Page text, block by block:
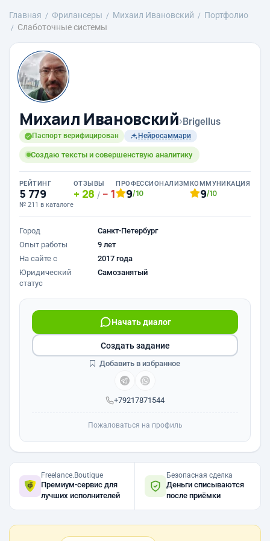
Главная Фрилансеры Михаил Ивановский
Портфолио
Слаботочные системы
Михаил Ивановский›Brigellus
Паспорт верифицирован Нейросаммари
Создаю тексты и совершенствую аналитику
РЕЙТИНГ
5 779
№ 211 в каталоге
ОТЗЫВЫ
28 / 1
ПРОФЕССИОНАЛИЗМ
9/10
КОММУНИКАЦИЯ
9/10
Город
Санкт-Петербург
Опыт работы
9 лет
На сайте с
2017 года
Юридический
статус
Самозанятый
+79217871544
Начать диалог
Создать задание
Добавить в избранное
Пожаловаться на профиль
Freelance.Boutique
Премиум-сервис для
лучших исполнителей
Безопасная сделка
Деньги списываются
после приёмки